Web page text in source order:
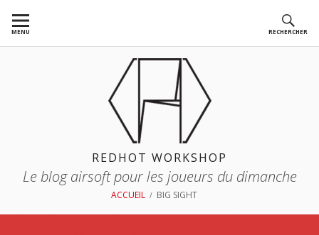
auMENU RECHERCHER
REDHOT WORKSHOP
Le blog airsoft pour les joueurs du dimanche
ACCUEIL BIG SIGHT